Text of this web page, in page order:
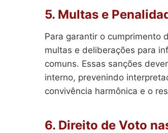
5. Multas e
Para garantir o cumprimento
multas e deliberações para
comuns. Essas sanções
interno, prevenindo
convivência harmônica e o
6. Direito de Voto